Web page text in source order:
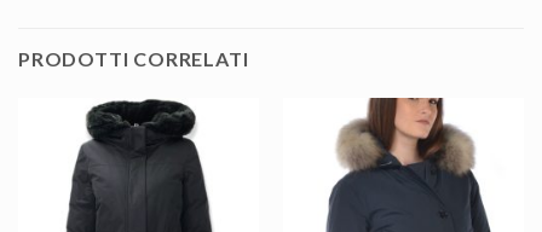
PRODOTTI CORRELATI